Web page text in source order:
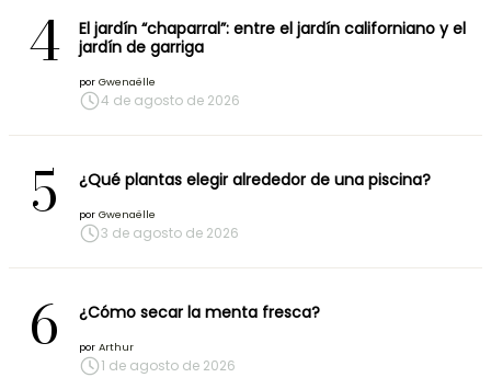
4
El jardín “chaparral”: entre el jardín californiano y el
jardín de garriga
por Gwenaëlle
4 de agosto de 2026
5 ¿Qué plantas elegir alrededor de una piscina?
por Gwenaëlle
3 de agosto de 2026
6 ¿Cómo secar la menta fresca?
por Arthur
1 de agosto de 2026